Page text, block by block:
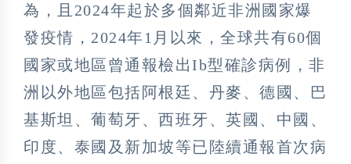
為，且2024年起於多個鄰近非洲國家爆
發疫情，2024年1月以來，全球共有60個
國家或地區曾通報檢出Ib型確診病例，非
洲以外地區包括阿根廷、丹麥、德國、巴
基斯坦、葡萄牙、西班牙、英國、中國、
印度、泰國及新加坡等已陸續通報首次病